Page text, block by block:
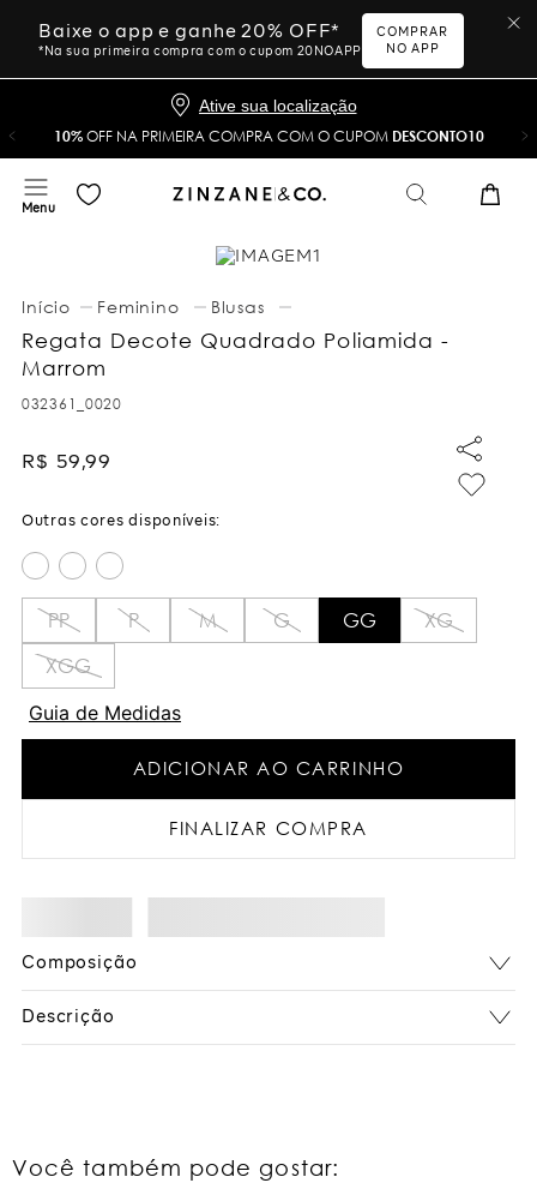
Baixe o app e ganhe 20% OFF*
*Na sua primeira compra com o cupom 20NOAPP
COMPRAR
NO APP
Ative sua localização
10%OFF NA PRIMEIRA COMPRA COM O CUPOM DESCONTO10
Feminino Blusas
Regata Decote Quadrado Poliamida -
Marrom
032361_0020
R$ 59,99
PP P M G GG
XG
XGG
Guia de Medidas
ADICIONAR AO CARRINHO
FINALIZAR COMPRA
Composição
Descrição
Você também pode gostar: